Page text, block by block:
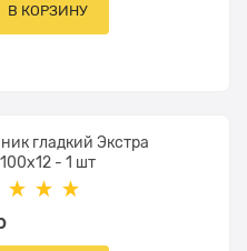
В КОРЗИНУ
гладкий Экстра
- 1 шт